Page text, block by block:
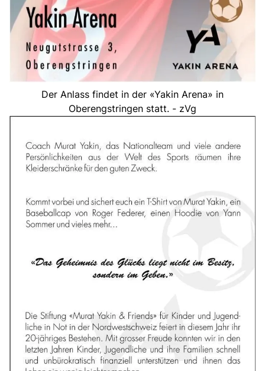
Der Anlass findet in der «Yakin Arena» in
Oberengstringen statt. - zVg